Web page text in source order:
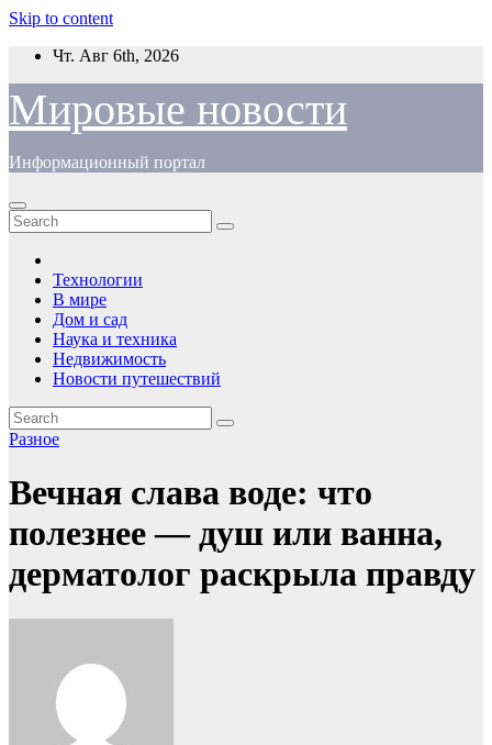
Skip to content
Чт. Авг 6th, 2026
Мировые новости
Информационный портал
Технологии
В мире
Дом и сад
Наука и техника
Недвижимость
Новости путешествий
Разное
Вечная слава воде: что
полезнее — душ или ванна,
дерматолог раскрыла правду